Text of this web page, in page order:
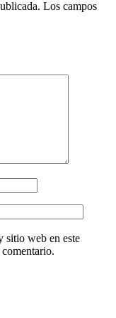
Los campos
sitio web en este